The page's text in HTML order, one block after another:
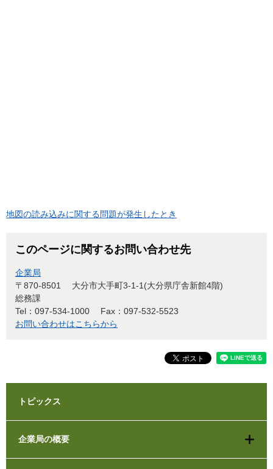
地図の読み込みに関する問題が発生したとき
このページに関するお問い合わせ先
企業局
〒870-8501
大分市大手町3-1-1(大分県庁舎新館4階)
総務課
Tel：097-534-1000
Fax：097-532-5523
お問い合わせはこちらから
トピックス
企業局の概要